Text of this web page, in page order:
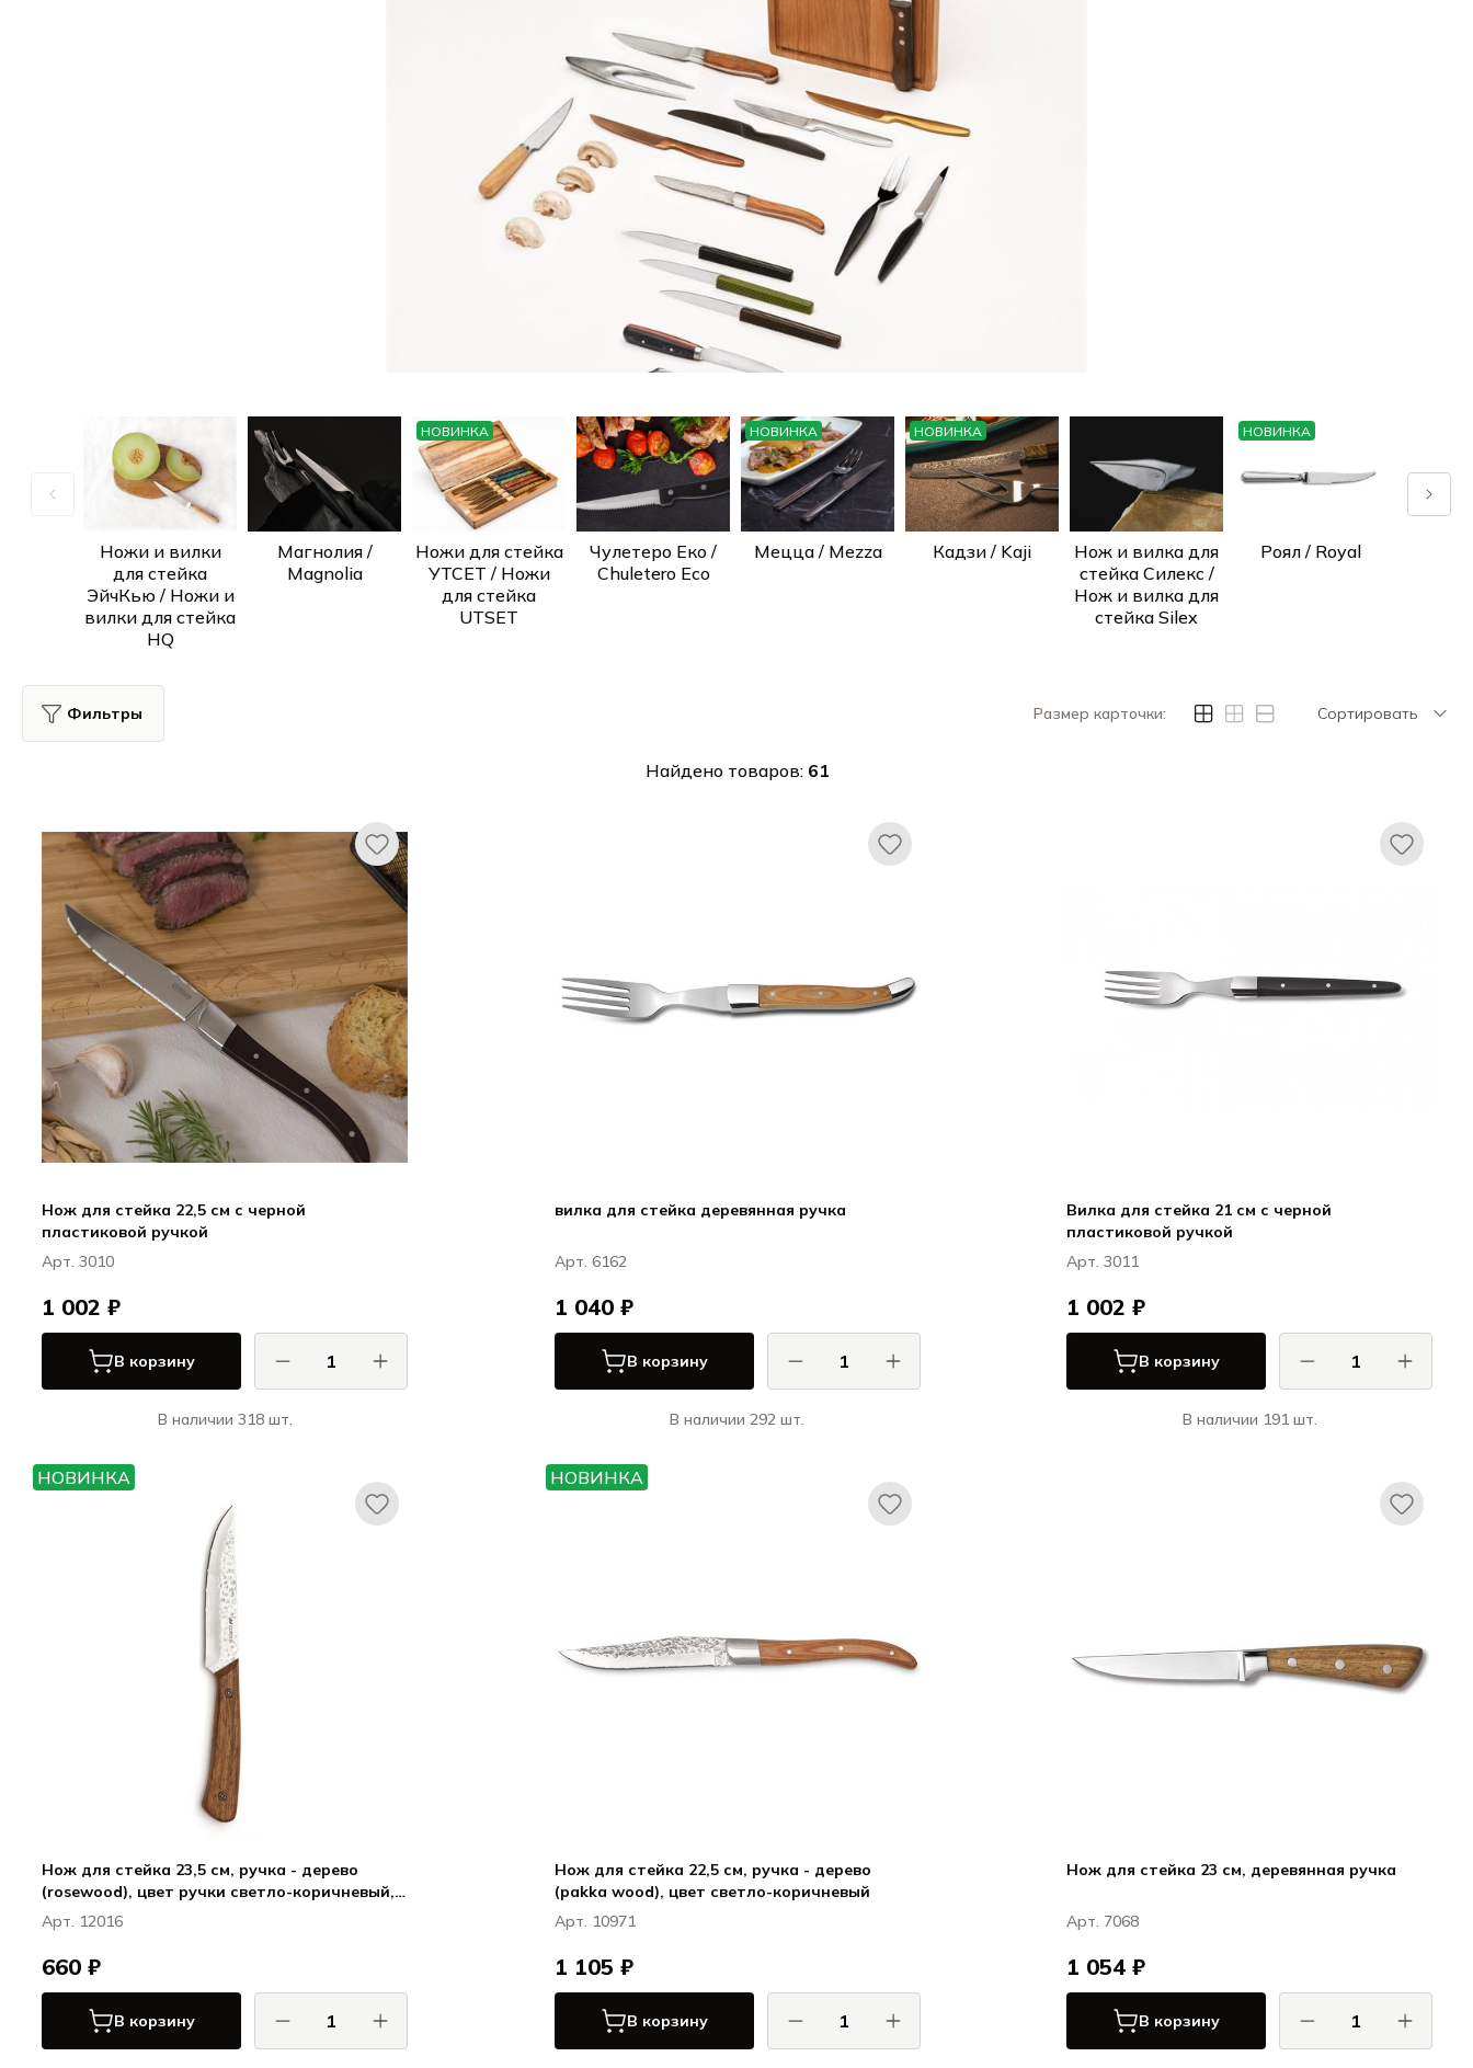
Ножи и вилки
для стейка
ЭйчКью / Ножи и
вилки для стейка
HQ
Магнолия /
Magnolia
НОВИНКА
Ножи для стейка
УТСЕТ / Ножи
для стейка
UTSET
Чулетеро Еко /
Chuletero Eco
НОВИНКА
Мецца / Mezza
НОВИНКА
Кадзи / Kaji
Нож и вилка для
стейка Силекс /
Нож и вилка для
стейка Silex
НОВИНКА
Роял / Royal
Фильтры Размер карточки: Сортировать
Найдено товаров: 61
Нож для стейка 22,5 см с черной
пластиковой ручкой
Арт. 3010
1 002 ₽
В корзину
В наличии 318 шт.
Ножи и вилки для стейка HQ
вилка для стейка деревянная ручка
Арт. 6162
1 040 ₽
В корзину
В наличии 292 шт.
Ножи и вилки для стейка HQ
Вилка для стейка 21 см с черной
пластиковой ручкой
Арт. 3011
1 002 ₽
В корзину
В наличии 191 шт.
Ножи и вилки для стейка HQ
НОВИНКА
Нож для стейка 23,5 см, ручка - дерево
(rosewood), цвет ручки светло-коричневый,
Kamet, HQ
Арт. 12016
660 ₽
В корзину
НОВИНКА
Нож для стейка 22,5 см, ручка - дерево
(pakka wood), цвет светло-коричневый
Арт. 10971
1 105 ₽
В корзину
Нож для стейка 23 см, деревянная ручка
Арт. 7068
1 054 ₽
В корзину